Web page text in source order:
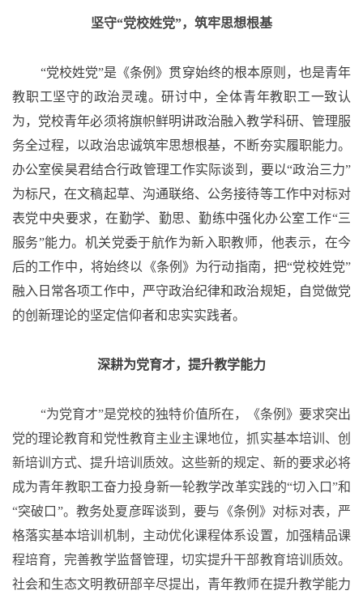
坚守“党校姓党”， 筑牢思想根基
“党校姓党”是《条例》贯穿始终的根本原则，也是青年
教职工坚守的政治灵魂。研讨中，全体青年教职工一致认
为，党校青年必须将旗帜鲜明讲政治融入教学科研、管理服
务全过程，以政治忠诚筑牢思想根基，不断夯实履职能力。
办公室侯昊君结合行政管理工作实际谈到，要以“政治三力”
为标尺，在文稿起草、沟通联络、公务接待等工作中对标对
表党中央要求，在勤学、勤思、勤练中强化办公室工作“三
服务”能力。机关党委于航作为新入职教师，他表示，在今
后的工作中，将始终以《条例》为行动指南，把“党校姓党”
融入日常各项工作中，严守政治纪律和政治规矩，自觉做党
的创新理论的坚定信仰者和忠实实践者。
深耕为党育才，提升教学能力
“为党育才”是党校的独特价值所在，《条例》要求突出
党的理论教育和党性教育主业主课地位，抓实基本培训、创
新培训方式、提升培训质效。这些新的规定、新的要求必将
成为青年教职工奋力投身新一轮教学改革实践的“切入口”和
“突破口”。教务处夏彦晖谈到，要与《条例》对标对表，严
格落实基本培训机制，主动优化课程体系设置，加强精品课
程培育，完善教学监督管理，切实提升干部教育培训质效。
社会和生态文明教研部辛尽提出，青年教师在提升教学能力